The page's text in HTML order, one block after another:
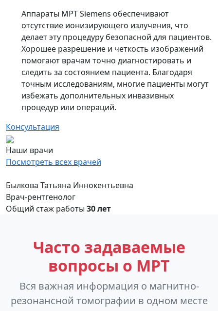
Аппараты МРТ Siemens обеспечивают
отсутствие ионизирующего излучения, что
делает эту процедуру безопасной для пациентов.
Хорошее разрешение и четкость изображений
помогают врачам точно диагностировать и
следить за состоянием пациента. Благодаря
точным исследованиям, многие пациенты могут
избежать дополнительных инвазивных
процедур или операций.
Консультация
Наши врачи
Посмотреть всех врачей
Былкова Татьяна Иннокентьевна
Врач-рентгенолог
Общий стаж работы 30 лет
Часто задаваемые
вопросы о МРТ
Вся важная информация о магнитно-
резонансной томографии в одном месте